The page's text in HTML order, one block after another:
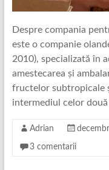
Despre compania
este o companie
2010), specializată în
amestecarea și
fructelor subtropicale
intermediul celor
Adrian
3 comentarii